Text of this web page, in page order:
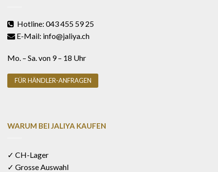
Hotline: 043 455 59 25
E-Mail: info@jaliya.ch
Mo. – Sa. von 9 – 18 Uhr
FÜR HÄNDLER-ANFRAGEN
WARUM BEI JALIYA KAUFEN
✓ CH-Lager
✓ Grosse Auswahl